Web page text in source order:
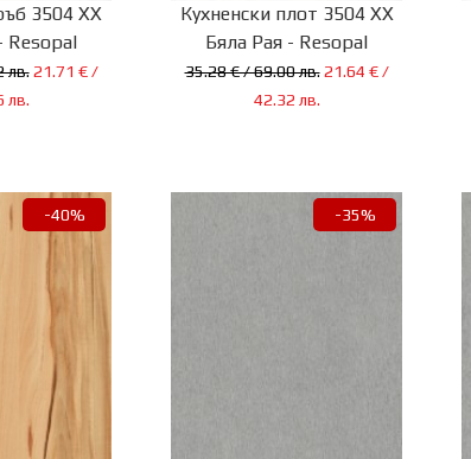
3504 XX
Resopal
лв. 21.71 € /
лв.
Кухненски плот 3504 XX
Бяла Рая - Resopal
35.28 € / 69.00 лв. 21.64 € /
42.32 лв.
-40% -35%